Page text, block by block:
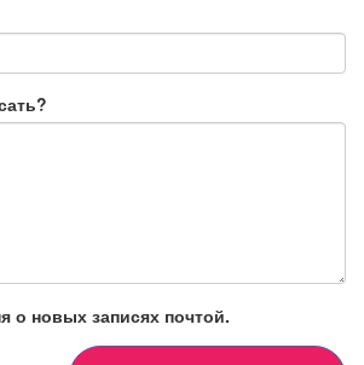
о новых записях почтой.